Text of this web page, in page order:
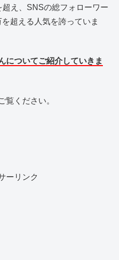
え、SNSの総フォローワー
超える人気を誇っていま
についてご紹介していきま
覧ください。
ーリンク